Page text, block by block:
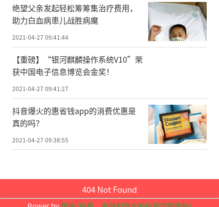
从而加快新材料的合成和生产。过去，材料
的设计都是通过理论计算来构建结构和性质
的关系。不过，由于原子有很多不同的结合
方式，设计一个新的分子结构就如同一个搭
积木游戏，拼搭过程中无法预知分子的性
质。作为人工智能的一个分支，机器学习算
法在辅助新材料设计时尤为“得力”，其工
作过程主要包括“描述符”生成、模型构建
和验证、材料预测、实验验证4个步骤。所
谓“描述符”，就是根据现有数据来描述材
建训练模型，从而预测新材料性质，这个过
程不再依赖物理知识。
绝望父亲发起轻松筹筹集治疗费用，
助力白血病患儿战胜病魔
2021-04-27 09:41:44
【重磅】“银河麒麟操作系统V10”荣
获中国电子信息博览会金奖！
2021-04-27 09:41:27
抖音爆火的惠省钱app的消费优惠是
真的吗？
2021-04-27 09:38:55
404 Not Found